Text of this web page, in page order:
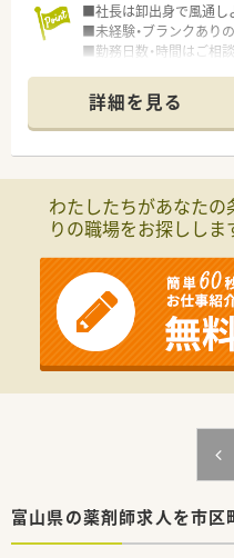
■社長は卸出身で風通し
■未経験・ブランクあり
■勤務日数・時間はご相
詳細を見る
わたしたちがあなたの
りの職場をお探ししま
富山県の薬剤師求人を市区